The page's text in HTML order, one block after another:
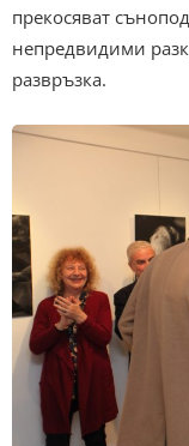
прекосяват
непредвидими
развръзка.